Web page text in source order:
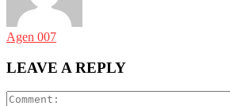
Agen 007
LEAVE A REPLY